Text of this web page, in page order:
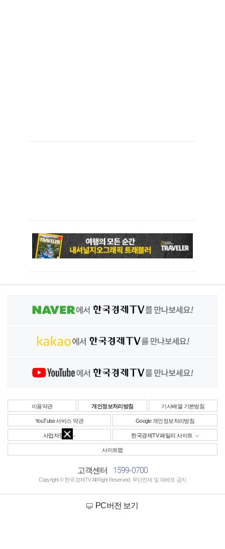
이용약관 개인정보처리방침 기사배열 기본방침
YouTube 서비스 약관 Google 개인정보처리방침
사업자정보 한국경제TV 패밀리 사이트
사이트맵
고객센터 1599-0700
Copyright © 한국경제TV All Right Reserved. 무단전재 및 재배포 금지
PC버전 보기